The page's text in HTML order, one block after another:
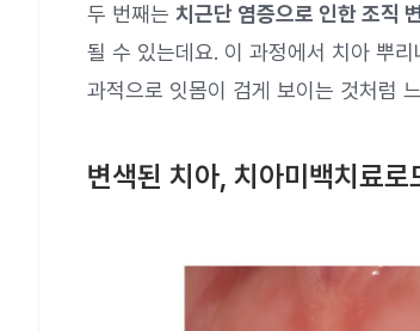
두 번째는 치근단 염증으로 인한 조직
될 수 있는데요. 이 과정에서 치아 뿌
과적으로 잇몸이 검게 보이는 것처럼
변색된 치아, 치아미백치료로